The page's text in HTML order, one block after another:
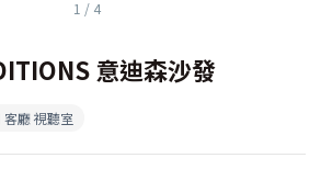
1 / 4
意迪森沙發
客廳 視聽室